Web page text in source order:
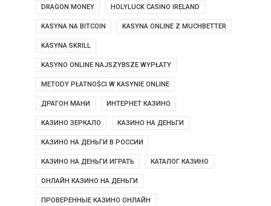
DRAGON MONEY HOLYLUCK CASINO IRELAND
KASYNA NA BITCOIN KASYNA ONLINE Z MUCHBETTER
KASYNA SKRILL
KASYNO ONLINE NAJSZYBSZE WYPŁATY
METODY PŁATNOŚCI W KASYNIE ONLINE
ДРАГОН МАНИ ИНТЕРНЕТ КАЗИНО
КАЗИНО ЗЕРКАЛО КАЗИНО НА ДЕНЬГИ
КАЗИНО НА ДЕНЬГИ В РОССИИ
КАЗИНО НА ДЕНЬГИ ИГРАТЬ КАТАЛОГ КАЗИНО
ОНЛАЙН КАЗИНО НА ДЕНЬГИ
ПРОВЕРЕННЫЕ КАЗИНО ОНЛАЙН